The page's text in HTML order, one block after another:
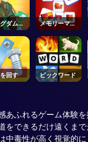
ダムサ
ー
メモリーマッ
チ
回す ピックワード
ふれるゲーム体験
をできるだけ遠くま
毒性が高く視覚的